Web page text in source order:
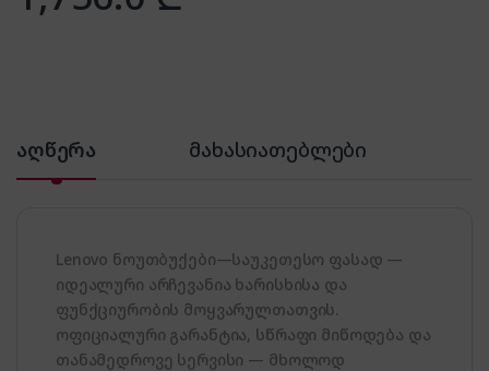
აღწერა მახასიათებლები
Lenovo ნოუთბუქები—საუკეთესო ფასად —
იდეალური არჩევანია ხარისხისა და
ფუნქციურობის მოყვარულთათვის.
ოფიციალური გარანტია, სწრაფი მიწოდება და
თანამედროვე სერვისი — მხოლოდ